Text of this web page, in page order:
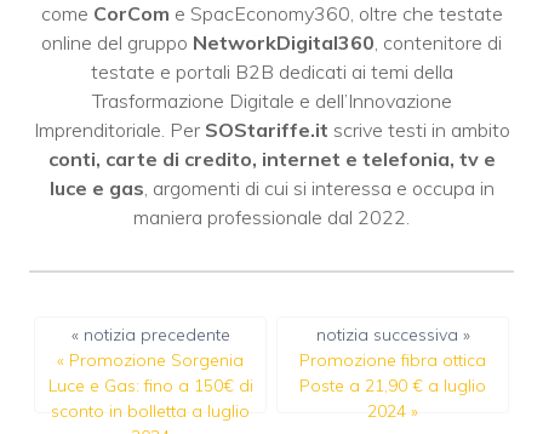
come CorCom e SpacEconomy360, oltre che testate
online del gruppo NetworkDigital360, contenitore di
testate e portali B2B dedicati ai temi della
Trasformazione Digitale e dell’Innovazione
Imprenditoriale. Per SOStariffe.it scrive testi in ambito
conti, carte di credito, internet e telefonia, tv e
luce e gas, argomenti di cui si interessa e occupa in
maniera professionale dal 2022.
« notizia precedente
« Promozione Sorgenia
Luce e Gas: fino a 150€ di
sconto in bolletta a luglio
notizia successiva »
Promozione fibra ottica
Poste a 21,90 € a luglio
2024 »